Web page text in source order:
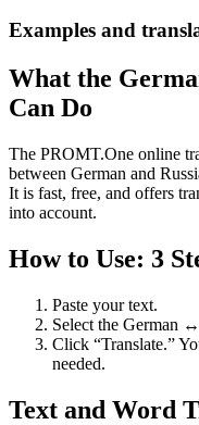
Examples and
What the
Can Do
The PROMT.One online
between German and
It is fast, free, and offers
into account.
How to Use: 3
Paste your text.
Select the German
Click “Translate.”
needed.
Text and Word